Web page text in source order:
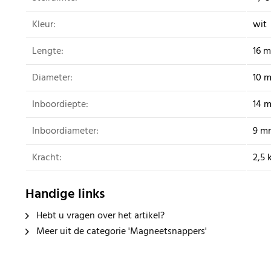
Kleur:
wit
Lengte:
16
Diameter:
10
Inboordiepte:
14
Inboordiameter:
9
Kracht:
2,5
Handige links
Hebt u vragen over het artikel?
Meer uit de categorie 'Magneetsnappers'